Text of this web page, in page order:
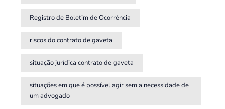
Registro de Boletim de Ocorrência
riscos do contrato de gaveta
situação jurídica contrato de gaveta
situações em que é possível agir sem a necessidade de
um advogado